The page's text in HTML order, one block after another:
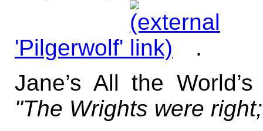
'Pilgerwolf'
.
Jane’s All the
"The Wrights were